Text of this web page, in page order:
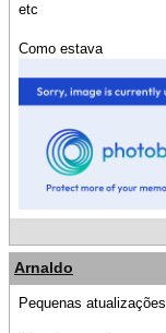
etc
Como estava
Arnaldo
Pequenas atualizações